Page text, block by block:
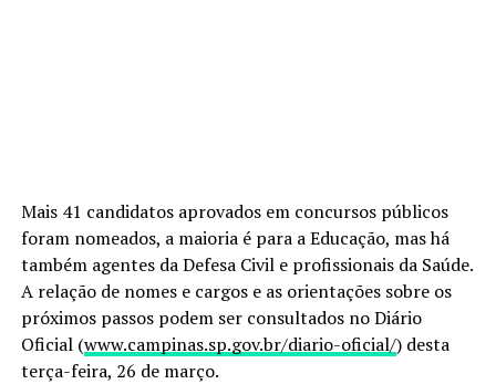
Mais 41 candidatos aprovados em concursos públicos
foram nomeados, a maioria é para a Educação, mas há
também agentes da Defesa Civil e profissionais da Saúde.
A relação de nomes e cargos e as orientações sobre os
próximos passos podem ser consultados no Diário
Oficial (www.campinas.sp.gov.br/diario-oficial/) desta
terça-feira, 26 de março.